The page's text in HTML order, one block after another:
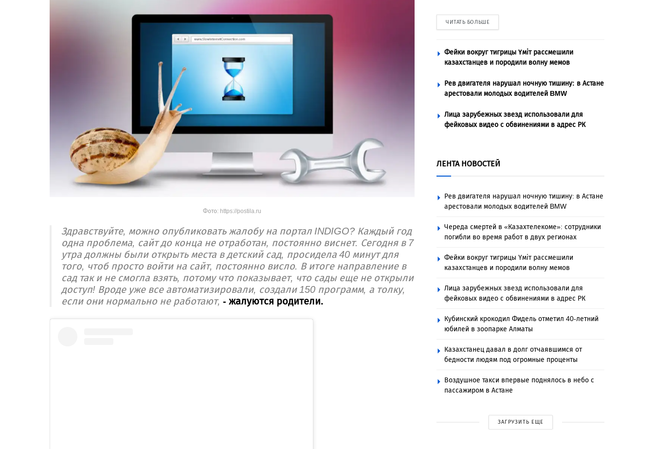
Фото: https://postila.ru
Здравствуйте, можно опубликовать жалобу на портал INDIGO? Каждый год
одна проблема, сайт до конца не отработан, постоянно виснет. Сегодня в 7
утра должны были открыть места в детский сад, просидела 40 минут для
того, чтоб просто войти на сайт, постоянно висло. В итоге направление в
сад так и не смогла взять, потому что показывает, что сады еще не открыли
доступ! Вроде уже все автоматизировали, создали 150 программ, а толку,
если они нормально не работают, - жалуются родители.
ЧИТАТЬ БОЛЬШЕ
Фейки вокруг тигрицы Үміт рассмешили
казахстанцев и породили волну мемов
Рев двигателя нарушал ночную тишину: в Астане
арестовали молодых водителей BMW
Лица зарубежных звезд использовали для
фейковых видео с обвинениями в адрес РК
ЛЕНТА НОВОСТЕЙ
Рев двигателя нарушал ночную тишину: в Астане
арестовали молодых водителей BMW
Череда смертей в «Казахтелекоме»: сотрудники
погибли во время работ в двух регионах
Фейки вокруг тигрицы Үміт рассмешили
казахстанцев и породили волну мемов
Лица зарубежных звезд использовали для
фейковых видео с обвинениями в адрес РК
Кубинский крокодил Фидель отметил 40-летний
юбилей в зоопарке Алматы
Казахстанец давал в долг отчаявшимся от
бедности людям под огромные проценты
Воздушное такси впервые поднялось в небо с
пассажиром в Астане
ЗАГРУЗИТЬ ЕЩЕ